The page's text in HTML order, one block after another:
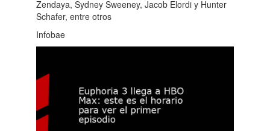
Zendaya, Sydney Sweeney, Jacob Elordi y Hunter
Schafer, entre otros
Infobae